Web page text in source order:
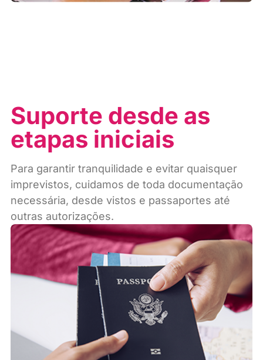
Suporte desde as
etapas iniciais
Para garantir tranquilidade e evitar quaisquer
imprevistos, cuidamos de toda documentação
necessária, desde vistos e passaportes até
outras autorizações.